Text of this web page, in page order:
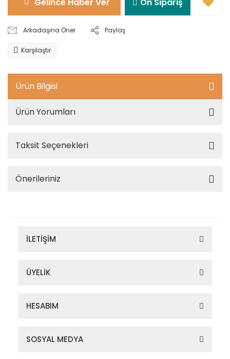
Arkadaşına Öner Paylaş
Karşılaştır
Ürün Bilgisi
Ürün Yorumları
Taksit Seçenekleri
Önerileriniz
İLETİŞİM
ÜYELİK
HESABIM
SOSYAL MEDYA